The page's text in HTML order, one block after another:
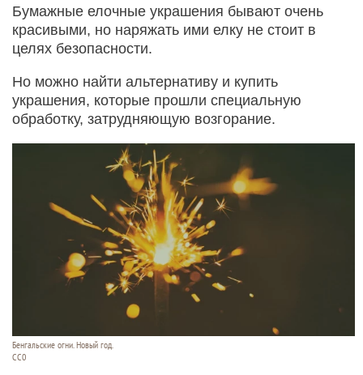
Бумажные елочные украшения бывают очень
красивыми, но наряжать ими елку не стоит в
целях безопасности.
Но можно найти альтернативу и купить
украшения, которые прошли специальную
обработку, затрудняющую возгорание.
Бенгальские огни. Новый год.
СС0